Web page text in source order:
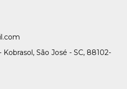
Kobrasol, São José - SC, 88102-